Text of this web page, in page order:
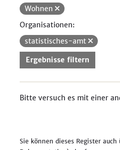
Wohnen
Organisationen:
statistisches-amt
Ergebnisse filtern
Bitte versuch es mit einer
Sie können dieses Register auch